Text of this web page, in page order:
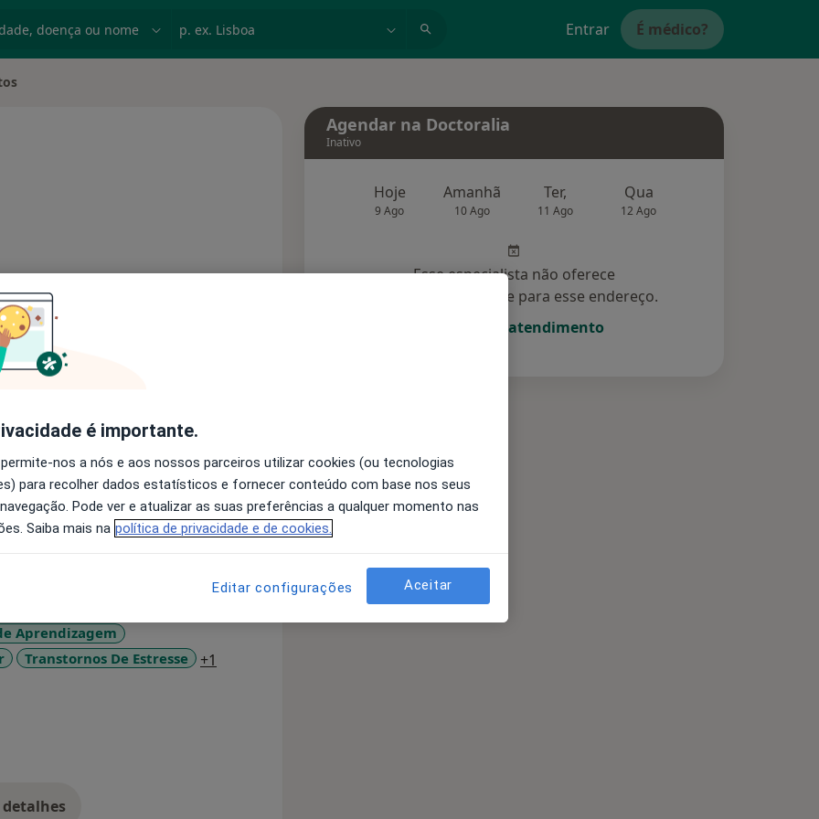
Entrar É médico?
Solicite um atendimento
Consultórios
que finalizei o Mestrado Integrado
Psicologia Aplicada – ISPA.
os meus conhecimentos e
através da frequência da
com diversas problemáticas e
a oportunidade experienciar o
longo de mais de um ano, realizei
a crianças e a gestantes.
a crianças e a
educativas especiais.
Psicológica de Condutores, no
Psicólogos Portugueses.
Aprendizagem
Transtornos De Estresse +1
Agendar na Doctoralia
Inativo
Hoje
9 Ago
Amanhã
10 Ago
Ter,
11 Ago
Qua
12 Ago
Esse especialista não oferece
agendamento online para esse endereço.
Solicite um atendimento
é importante.
nos a nós e aos nossos parceiros utilizar cookies (ou tecnologias
para recolher dados estatísticos e fornecer conteúdo com base nos seus
Pode ver e atualizar as suas preferências a qualquer momento nas
Saiba mais na política de privacidade e de cookies.
Editar configurações Aceitar